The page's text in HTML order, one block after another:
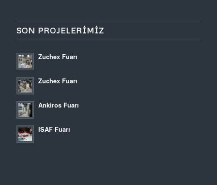
SON PROJELERİMİZ
Zuchex Fuarı
Zuchex Fuarı
Ankiros Fuarı
ISAF Fuarı